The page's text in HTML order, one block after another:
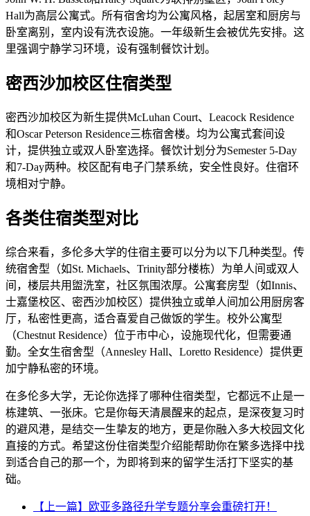
Hall为高层公寓式。所有宿舍均为公寓风格，起居室和厨房与
卧室离别，室内设有洗衣设施。一年级新生会被优先安排。这
里强调宁静学习环境，设有强制餐饮计划。
密西沙加校区住宿类型
密西沙加校区为新生提供McLuhan Court、Leacock Residence
和Oscar Peterson Residence三栋宿舍楼。均为公寓式套间设
计，提供独立或双人卧室选择。餐饮计划分为Semester 5-Day
和7-Day两种。校区配有电子门禁系统，安全性良好。住宿环
境相对宁静。
各类住宿类型对比
综合来看，多伦多大学的住宿主要可以分为以下几种类型。传
统宿舍型（如St. Michaels、Trinity部分楼栋）为单人间或双人
间，楼层共用盥洗室，社区氛围浓厚。公寓套房型（如Innis、
士嘉堡校区、密西沙加校区）提供独立或单人间加公用厨房客
厅，私密性更高，适合喜爱自己做饭的学生。校外公寓型
（Chestnut Residence）位于市中心，设施现代化，但需要通
勤。全女生宿舍型（Annesley Hall、Loretto Residence）提供更
加宁静私密的环境。
在多伦多大学，无论你选择了哪种住宿类型，它都远不止是一
栋建筑、一张床。它是你每天清晨醒来的起点，是深夜复习时
的避风港，是结交一生挚友的地方，更是你融入多大校园文化
直接的方式。希望这份住宿类型介绍能帮助你在繁多选择中找
到适合自己的那一个，为即将到来的留学生活打下坚实的基
础。
【上一篇】欧亚多路径升学专题分享会重磅打开！